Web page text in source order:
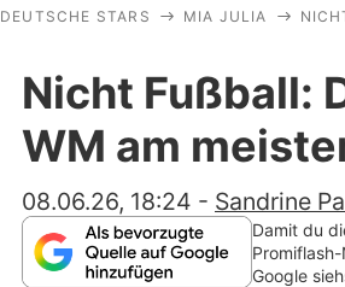
DEUTSCHE STARS MIA JULIA
Nicht Fußball:
WM am
08.06.26, 18:24 - Sandrine
Damit du
Google